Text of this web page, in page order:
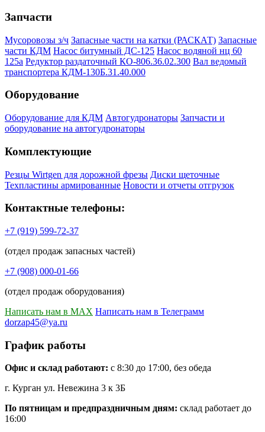
Запчасти
Мусоровозы з/ч Запасные части на катки (РАСКАТ) Запасные
части КДМ Насос битумный ДС-125 Насос водяной нц 60
125а Редуктор раздаточный КО-806.36.02.300 Вал ведомый
транспортера КДМ-130Б.31.40.000
Оборудование
Оборудование для КДМ Автогудронаторы Запчасти и
оборудование на автогудронаторы
Комплектующие
Резцы Wirtgen для дорожной фрезы Диски щеточные
Техпластины армированные Новости и отчеты отгрузок
Контактные телефоны:
+7 (919) 599-72-37
(отдел продаж запасных частей)
+7 (908) 000-01-66
(отдел продаж оборудования)
Написать нам в MAX Написать нам в Телеграмм
dorzap45@ya.ru
График работы
Офис и склад работают: с 8:30 до 17:00, без обеда
г. Курган ул. Невежина 3 к 3Б
По пятницам и предпраздничным дням: склад работает до
16:00